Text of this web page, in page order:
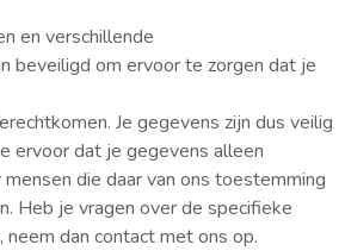
en verschillende
beveiligd om ervoor te zorgen dat je
Je gegevens zijn dus veilig
ervoor dat je gegevens alleen
die daar van ons toestemming
Heb je vragen over de specifieke
neem dan contact met ons op.